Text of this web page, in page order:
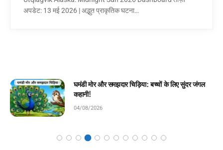
अपडेट: 13 मई 2026 | अद्भुत प्राकृतिक घटना…
घमंडी मोर और समझदार चिड़िया: बच्चों के लिए सुंदर जंगल
कहानी!
04/08/2026